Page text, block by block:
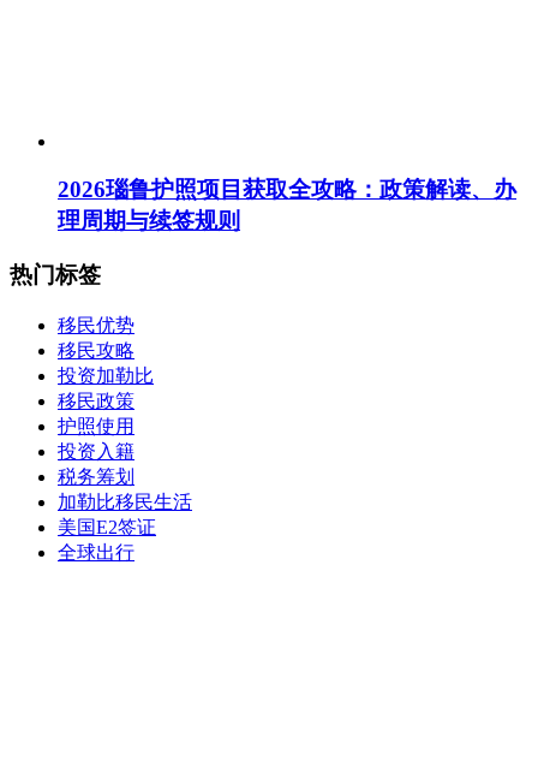
2026瑙鲁护照项目获取全攻略：政策解读、办
理周期与续签规则
热门标签
移民优势
移民攻略
投资加勒比
移民政策
护照使用
投资入籍
税务筹划
加勒比移民生活
美国E2签证
全球出行